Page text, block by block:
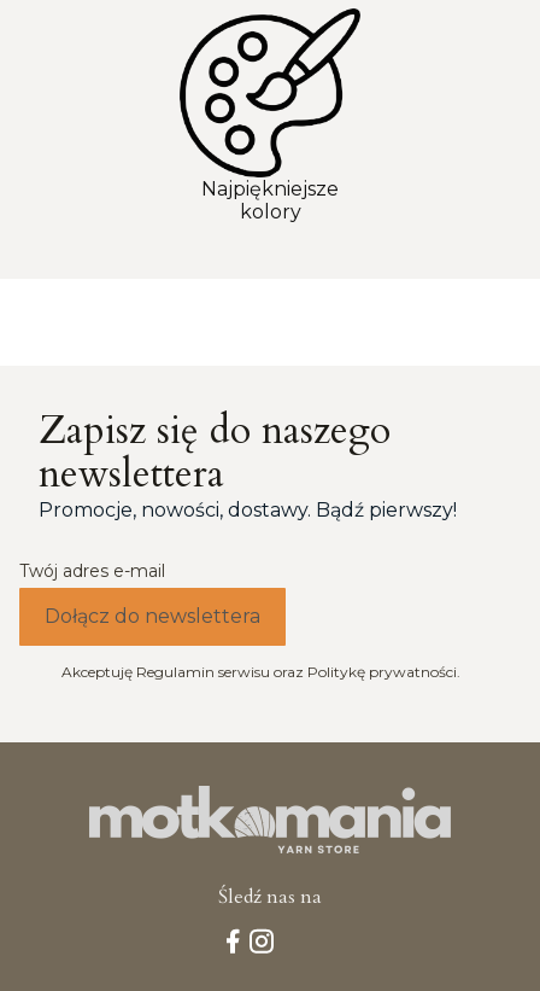
Najpiękniejsze
kolory
Zapisz się do naszego
newslettera
Promocje, nowości, dostawy. Bądź pierwszy!
Twój adres e-mail
Dołącz do newslettera
Akceptuję Regulamin serwisu oraz Politykę prywatności.
Śledź nas na